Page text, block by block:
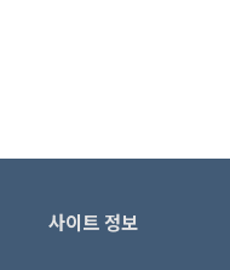
사이트 정보